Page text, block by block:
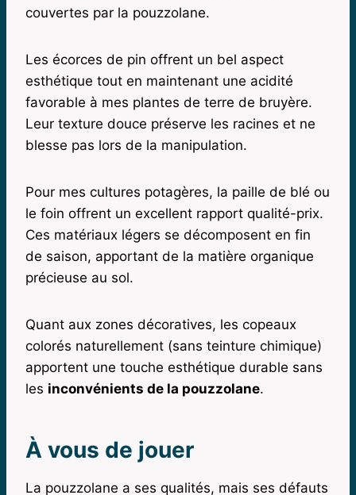
couvertes par la pouzzolane.
Les écorces de pin offrent un bel aspect
esthétique tout en maintenant une acidité
favorable à mes plantes de terre de bruyère.
Leur texture douce préserve les racines et ne
blesse pas lors de la manipulation.
Pour mes cultures potagères, la paille de blé ou
le foin offrent un excellent rapport qualité-prix.
Ces matériaux légers se décomposent en fin
de saison, apportant de la matière organique
précieuse au sol.
Quant aux zones décoratives, les copeaux
colorés naturellement (sans teinture chimique)
apportent une touche esthétique durable sans
les inconvénients de la pouzzolane.
À vous de jouer
La pouzzolane a ses qualités, mais ses défauts